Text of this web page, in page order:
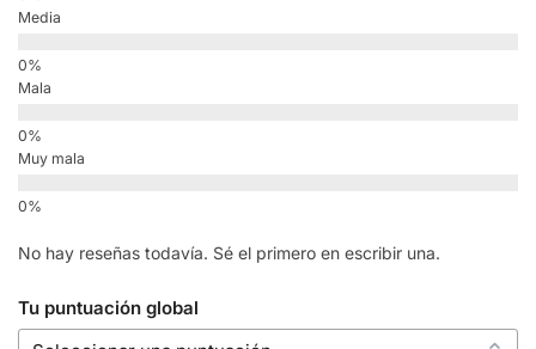
Media
Mala
Muy mala
No hay reseñas todavía. Sé el primero en escribir una.
Tu puntuación global